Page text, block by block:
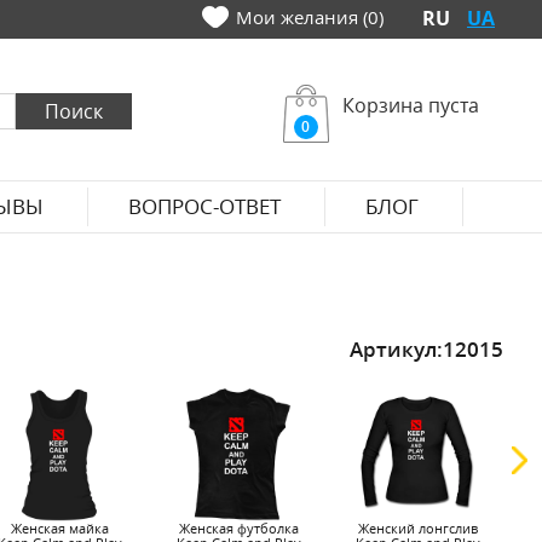
Мои желания (0) RU UA
0
Корзина пуста
ВОПРОС-ОТВЕТ БЛОГ
Артикул:12015
Женская майка
Женская футболка
Женский лонгслив